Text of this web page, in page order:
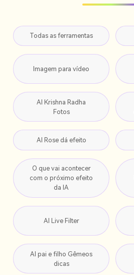
Todas as ferramentas
Imagem para vídeo
AI Krishna Radha
Fotos
AI Rose dá efeito
O que vai acontecer
com o próximo efeito
da IA
AI Live Filter
AI pai e filho Gêmeos
dicas